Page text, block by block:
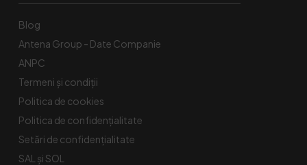
Blog
Antena Group - Date Companie
ANPC
Termeni și condiții
Politica de cookies
Politica de confidențialitate
Setări de confidențialitate
SAL și SOL